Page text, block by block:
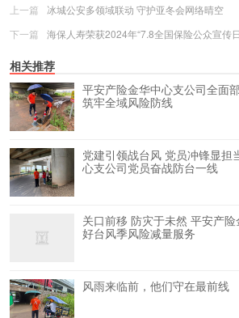
上一篇
冰城公安多领域联动 守护亚冬会网络晴空
下一篇
海保人寿荣获2024年“7.8全国保险公众宣传
相关推荐
平安产险金华中心支公司全面
筑牢全域风险防线
党建引领战台风 党员冲锋显
心支公司党员奋战防台一线
关口前移 防灾于未然 平安产
好台风季风险减量服务
风雨来临前，他们守在最前线